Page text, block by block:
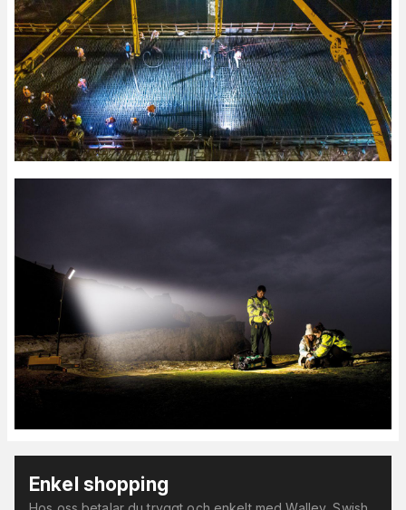
Enkel shopping